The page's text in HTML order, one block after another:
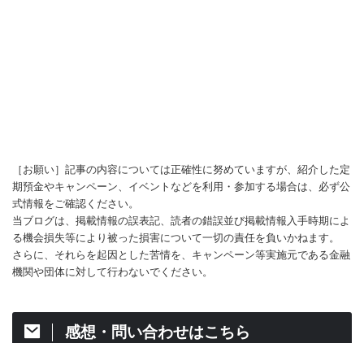
［お願い］記事の内容については正確性に努めていますが、紹介した定
期預金やキャンペーン、イベントなどを利用・参加する場合は、必ず公
式情報をご確認ください。
当ブログは、掲載情報の誤表記、読者の錯誤並び掲載情報入手時期によ
る機会損失等により被った損害について一切の責任を負いかねます。
さらに、それらを起因とした苦情を、キャンペーン等実施元である金融
機関や団体に対して行わないでください。
感想・問い合わせはこちら